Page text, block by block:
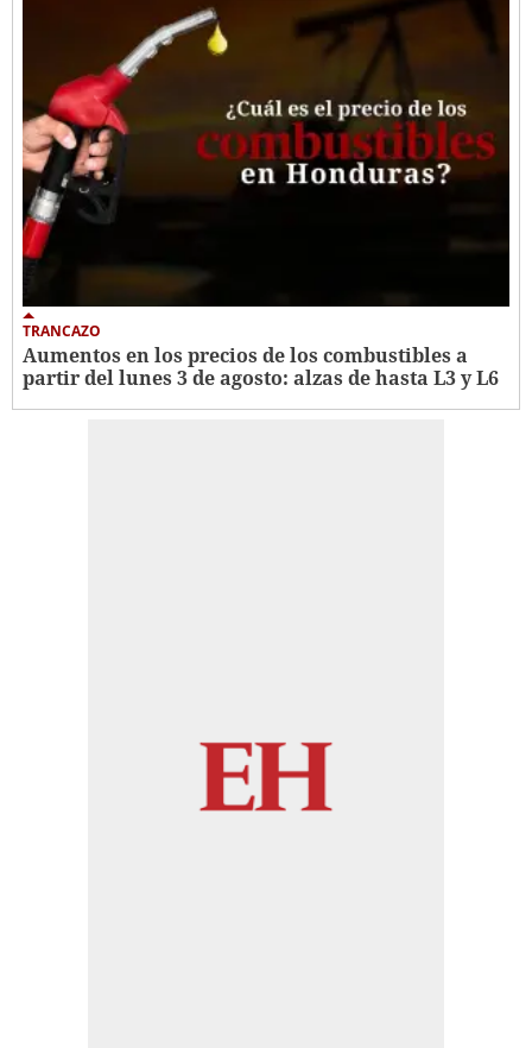
TRANCAZO
Aumentos en los precios de los combustibles a
partir del lunes 3 de agosto: alzas de hasta L3 y L6 ​​​​​​